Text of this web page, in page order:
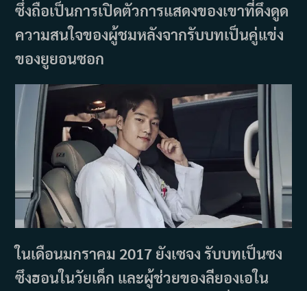
ซึ่งถือเป็นการเปิดตัวการแสดงของเขาที่ดึงดูด
ความสนใจของผู้ชมหลังจากรับบทเป็นคู่แข่ง
ของยูยอนซอก
ในเดือนมกราคม 2017 ยังเซจง รับบทเป็นซง
ซึงฮอนในวัยเด็ก และผู้ช่วยของลียองเอใน